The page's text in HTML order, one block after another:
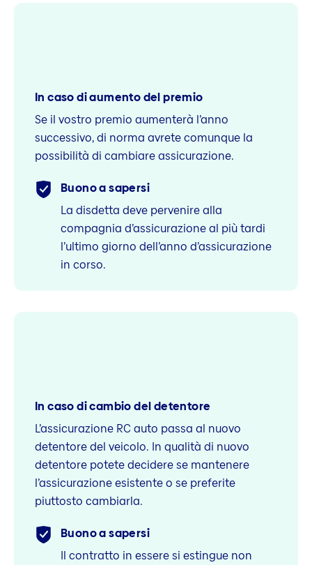
In caso di aumento del premio
Se il vostro premio aumenterà l’anno
successivo, di norma avrete comunque la
possibilità di cambiare assicurazione.
Buono a sapersi
La disdetta deve pervenire alla
compagnia d’assicurazione al più tardi
l’ultimo giorno dell’anno d’assicurazione
in corso.
In caso di cambio del detentore
L’assicurazione RC auto passa al nuovo
detentore del veicolo. In qualità di nuovo
detentore potete decidere se mantenere
l’assicurazione esistente o se preferite
piuttosto cambiarla.
Buono a sapersi
Il contratto in essere si estingue non